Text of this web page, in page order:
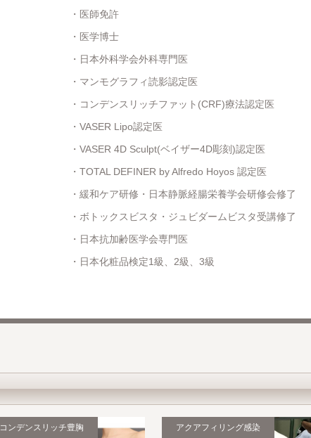
医師免許
医学博士
日本外科学会外科専門医
マンモグラフィ読影認定医
コンデンスリッチファット(CRF)療法認定医
VASER Lipo認定医
VASER 4D Sculpt(ベイザー4D彫刻)認定医
TOTAL DEFINER by Alfredo Hoyos 認定医
緩和ケア研修・日本静脈経腸栄養学会研修会修了
ボトックスビスタ・ジュビダームビスタ受講修了
日本抗加齢医学会専門医
日本化粧品検定1級、2級、3級
コンデンスリッチ豊胸 アクアフィリング感染